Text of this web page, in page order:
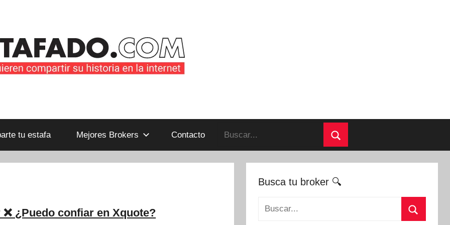
tu estafa Mejores Brokers Contacto
Buscar:
Buscar
¿Puedo confiar en Xquote?
Busca tu broker 🔍
Buscar: